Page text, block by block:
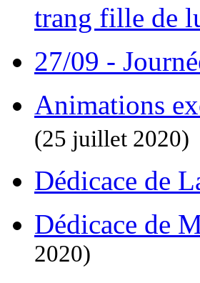
trang fille de
27/09 -
Animations
(25 juillet 2020)
Dédicace de
Dédicace de
2020)